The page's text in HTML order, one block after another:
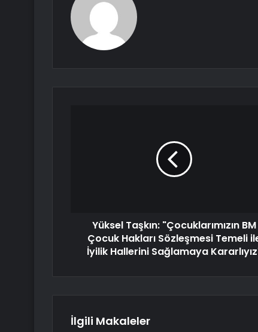
Yüksel Taşkın: "Çocuklarımızın BM
Çocuk Hakları Sözleşmesi Temeli
İyilik Hallerini Sağlamaya
İlgili Makaleler